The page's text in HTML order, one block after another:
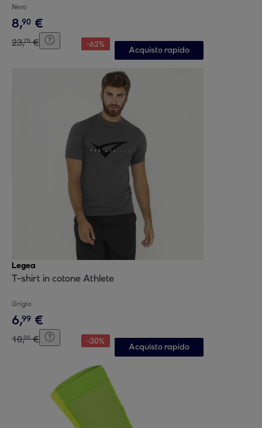
Nero
8,90 €
23,75 € -62%
Acquisto rapido
Legea
T-shirt in cotone Athlete
Grigio
6,99 €
10,00 € -30%
Acquisto rapido